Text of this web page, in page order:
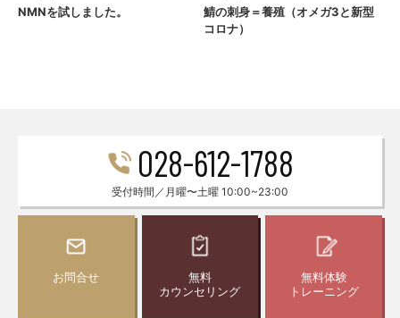
NMNを試しました。
鯖の刺身＝養殖（オメガ3と新型
コロナ）
028-612-1788
受付時間／月曜〜土曜 10:00~23:00
お問合せ
無料
カウンセリング
無料体験
トレーニング